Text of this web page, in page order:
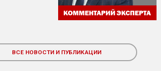
ВСЕ НОВОСТИ И ПУБЛИКАЦИИ